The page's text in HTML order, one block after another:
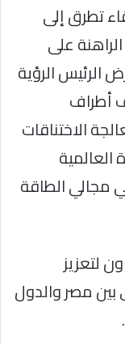
تطرق إلى
على
الرئيس الرؤية
أطراف
الاختناقات
العالمية
مجالي الطاقة
لتعزيز
بين مصر والدول